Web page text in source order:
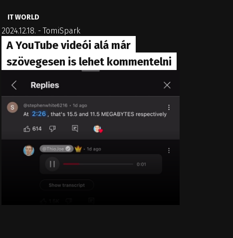
IT WORLD
2024.12.18. -TomiSpark
A YouTube videói alá már
szövegesen is lehet kommentelni